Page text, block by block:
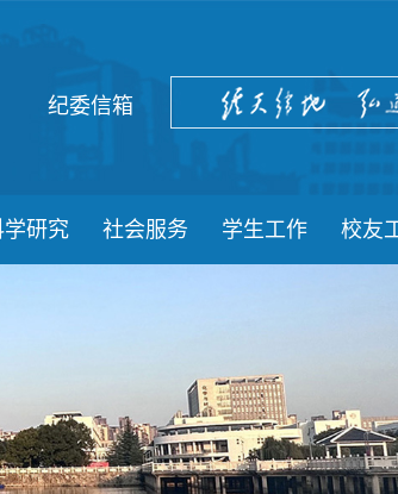
纪委信箱
学研究 社会服务 学生工作 校友